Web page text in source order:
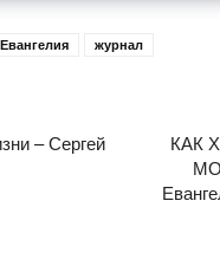
журнал
– Сергей
КАК